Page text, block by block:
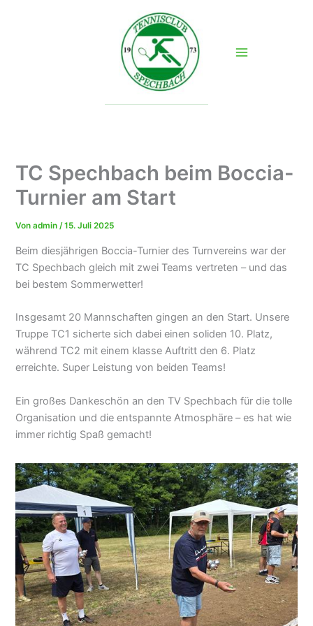
TC Spechbach beim Boccia-
Turnier am Start
Vonadmin/15. Juli 2025
Beim diesjährigen Boccia-Turnier des Turnvereins war der
TC Spechbach gleich mit zwei Teams vertreten – und das
bei bestem Sommerwetter!
Insgesamt 20 Mannschaften gingen an den Start. Unsere
Truppe TC1 sicherte sich dabei einen soliden 10. Platz,
während TC2 mit einem klasse Auftritt den 6. Platz
erreichte. Super Leistung von beiden Teams!
Ein großes Dankeschön an den TV Spechbach für die tolle
Organisation und die entspannte Atmosphäre – es hat wie
immer richtig Spaß gemacht!